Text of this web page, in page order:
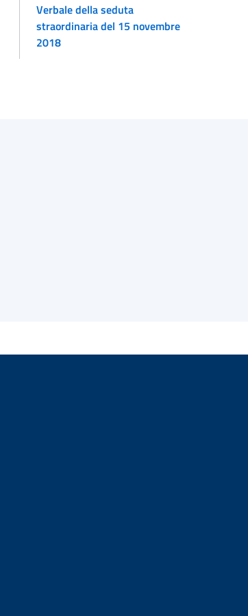
Verbale della seduta
straordinaria del 15 novembre
2018